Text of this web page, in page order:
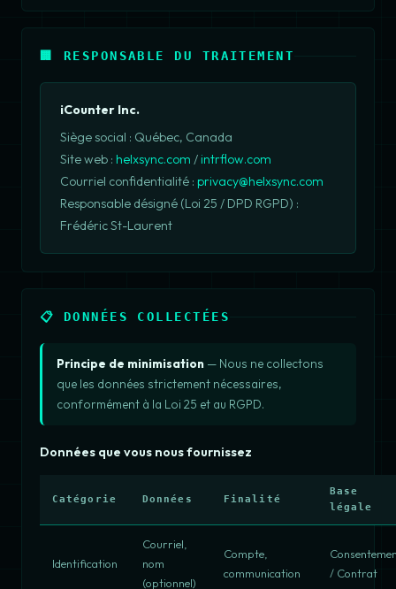
🏢 RESPONSABLE DU TRAITEMENT
iCounter Inc.
Siège social : Québec, Canada
Site web : helxsync.com / intrflow.com
Courriel confidentialité : privacy@helxsync.com
Responsable désigné (Loi 25 / DPD RGPD) :
Frédéric St-Laurent
📋 DONNÉES COLLECTÉES
Principe de minimisation — Nous ne collectons
que les données strictement nécessaires,
conformément à la Loi 25 et au RGPD.
Données que vous nous fournissez
Catégorie Données Finalité
Base
légale
Identification
Courriel,
nom
(optionnel)
Compte,
communication
/ Contrat